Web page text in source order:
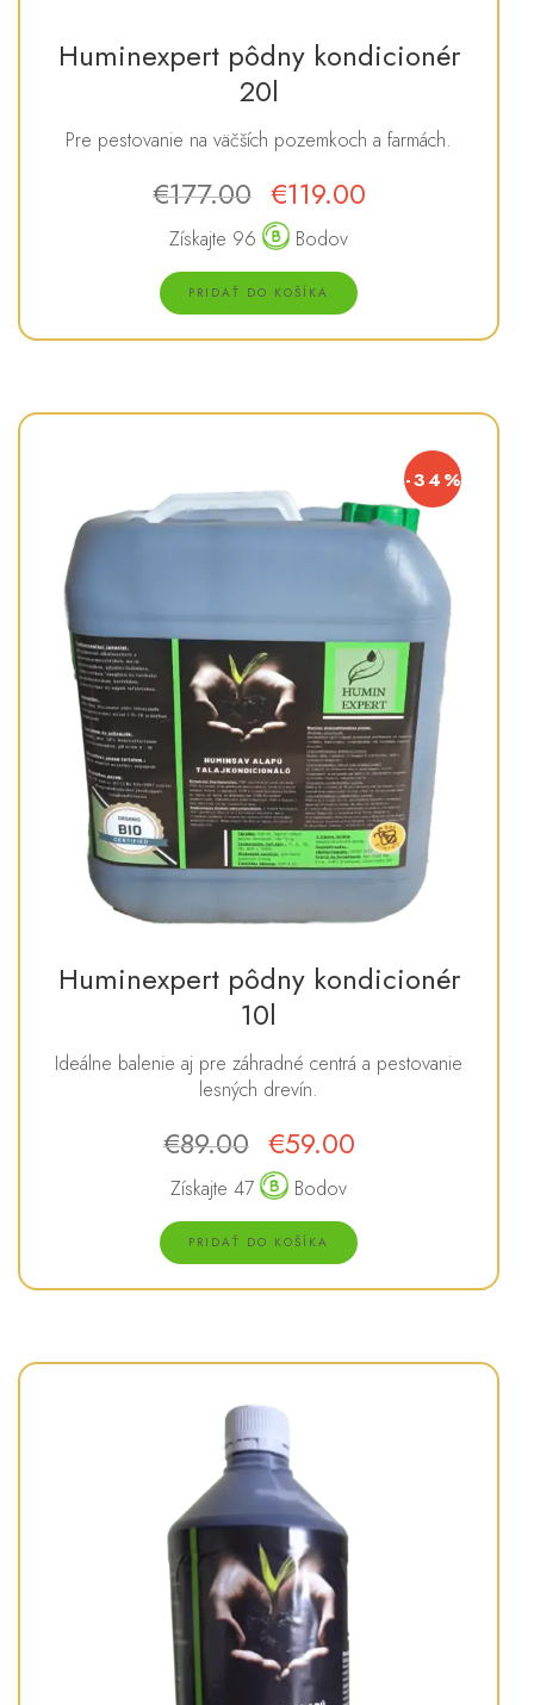
Huminexpert pôdny kondicionér
20l
Pre pestovanie na väčších pozemkoch a farmách.
€177.00 €119.00
Získajte 96 Bodov
PRIDAŤ DO KOŠÍKA
-34%
Huminexpert pôdny kondicionér
10l
Ideálne balenie aj pre záhradné centrá a pestovanie
lesných drevín.
€89.00 €59.00
Získajte 47 Bodov
PRIDAŤ DO KOŠÍKA